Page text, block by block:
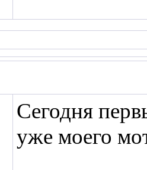
Сегодня
уже моего